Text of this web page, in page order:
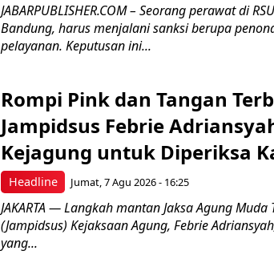
JABARPUBLISHER.COM – Seorang perawat di
Bandung, harus menjalani sanksi berupa
pelayanan. Keputusan ini...
Headline
Rompi Pink dan Tangan
Jampidsus Febrie
Kejagung untuk Diperiksa
Jumat, 7 Agu 2026 - 16:25
JAKARTA — Langkah mantan Jaksa Agung
(Jampidsus) Kejaksaan Agung, Febrie
yang...